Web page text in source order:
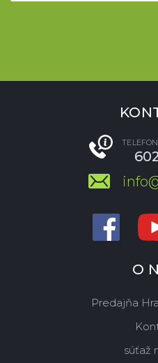
O
Predajňa
súťaž